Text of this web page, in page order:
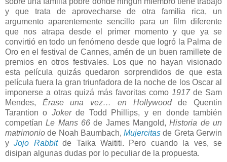
y que trata de aprovecharse de otra familia rica, un
argumento aparentemente sencillo para un film diferente
que nos atrapa desde el primer momento y que ya se
convirtió en todo un fenómeno desde que logró la Palma de
Oro en el festival de Cannes, amén de un buen ramillete de
premios en otros festivales. Los que no hayan visionado
esta película quizás quedaron sorprendidos de que esta
película fuera la gran triunfadora de la noche de los Oscar al
imponerse a otras quizá más favoritas como 1917de Sam
Mendes, Érase una vez… en Hollywoodde Quentin
Tarantion o Jokerde Todd Phillips, y en donde también
competíanLe Mans 66 de James Mangold,Historia de un
matrimonio de Noah Baumbach,Mujercitas de Greta Gerwin
yJojo Rabbitde Taika Waititi. Pero cuando la ves, se
disipan algunas dudas por lo peculiar de la propuesta.